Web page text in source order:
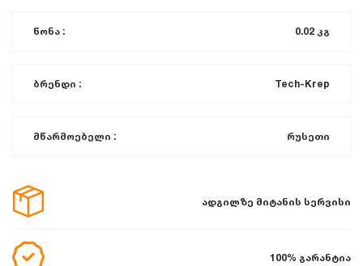
წონა : 0.02 კგ
ბრენდი : Tech-Krep
მწარმოებელი : რუსეთი
ადგილზე მიტანის სერვისი
100% გარანტია